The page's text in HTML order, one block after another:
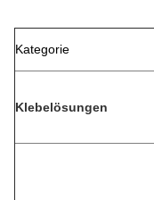
Kategorie
Klebelösungen